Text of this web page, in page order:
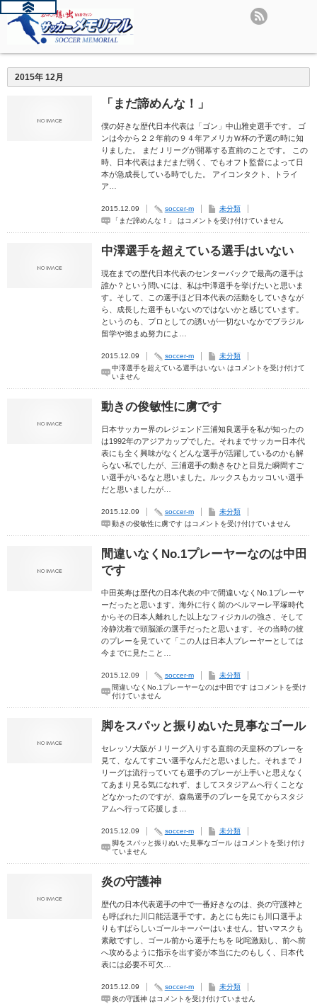
2015年 12月
「まだ諦めんな！」
僕の好きな歴代日本代表は「ゴン」中山雅史選手です。 ゴ
ンは今から２２年前の９４年アメリカＷ杯の予選の時に知
りました。 まだＪリーグが開幕する直前のことです。 この
時、日本代表はまだまだ弱く、でもオフト監督によって日
本が急成長している時でした。 アイコンタクト、トライ
ア…
2015.12.09 soccer-m
未分類
「まだ諦めんな！」 はコメントを受け付けていません
中澤選手を超えている選手はいない
現在までの歴代日本代表のセンターバックで最高の選手は
誰か？という問いには、私は中澤選手を挙げたいと思いま
す。そして、この選手ほど日本代表の活動をしていきなが
ら、成長した選手もいないのではないかと感じています。
というのも、プロとしての誘いが一切ないなかでブラジル
留学や弛まぬ努力によ…
2015.12.09 soccer-m
未分類
中澤選手を超えている選手はいない はコメントを受け付けて
いません
動きの俊敏性に虜です
日本サッカー界のレジェンド三浦知良選手を私が知ったの
は1992年のアジアカップでした。それまでサッカー日本代
表にも全く興味がなくどんな選手が活躍しているのかも解
らない私でしたが、三浦選手の動きをひと目見た瞬間すご
い選手がいるなと思いました。ルックスもカッコいい選手
だと思いましたが…
2015.12.09 soccer-m
未分類
動きの俊敏性に虜です はコメントを受け付けていません
間違いなくNo.1プレーヤーなのは中田
です
中田英寿は歴代の日本代表の中で間違いなくNo.1プレーヤ
ーだったと思います。海外に行く前のベルマーレ平塚時代
からその日本人離れした以上なフィジカルの強さ、そして
冷静沈着で頭脳派の選手だったと思います。その当時の彼
のプレーを見ていて「この人は日本人プレーヤーとしては
今までに見たこと…
2015.12.09 soccer-m
未分類
間違いなくNo.1プレーヤーなのは中田です はコメントを受け
付けていません
脚をスパッと振りぬいた見事なゴール
セレッソ大阪がＪリーグ入りする直前の天皇杯のプレーを
見て、なんてすごい選手なんだと思いました。それまでＪ
リーグは流行っていても選手のプレーが上手いと思えなく
てあまり見る気になれず、ましてスタジアムへ行くことな
どなかったのですが、森島選手のプレーを見てからスタジ
アムへ行って応援しま…
2015.12.09 soccer-m
未分類
脚をスパッと振りぬいた見事なゴール はコメントを受け付け
ていません
炎の守護神
歴代の日本代表選手の中で一番好きなのは、炎の守護神と
も呼ばれた川口能活選手です。あとにも先にも川口選手よ
りもすばらしいゴールキーパーはいません。甘いマスクも
素敵ですし、ゴール前から選手たちを 叱咤激励し、前へ前
へ攻めるように指示を出す姿が本当にたのもしく、日本代
表には必要不可欠…
2015.12.09 soccer-m
未分類
炎の守護神 はコメントを受け付けていません